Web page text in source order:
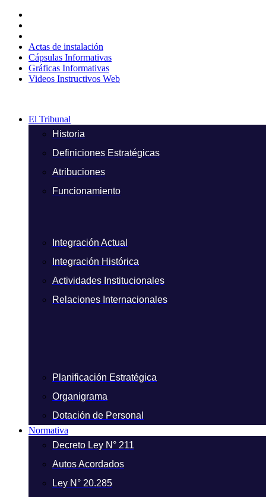
contenido
Actas de instalación
Cápsulas Informativas
Gráficas Informativas
Videos Instructivos Web
El Tribunal
Historia
Definiciones Estratégicas
Atribuciones
Funcionamiento
Integración Actual
Integración Histórica
Actividades Institucionales
Relaciones Internacionales
Planificación Estratégica
Organigrama
Dotación de Personal
Normativa
Decreto Ley N° 211
Autos Acordados
Ley N° 20.285